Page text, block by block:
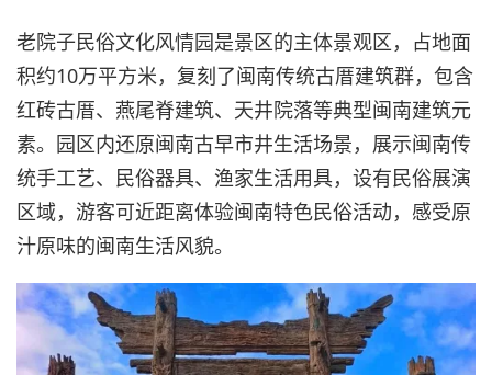
老院子民俗文化风情园是景区的主体景观区，占地面
积约10万平方米，复刻了闽南传统古厝建筑群，包含
红砖古厝、燕尾脊建筑、天井院落等典型闽南建筑元
素。园区内还原闽南古早市井生活场景，展示闽南传
统手工艺、民俗器具、渔家生活用具，设有民俗展演
区域，游客可近距离体验闽南特色民俗活动，感受原
汁原味的闽南生活风貌。